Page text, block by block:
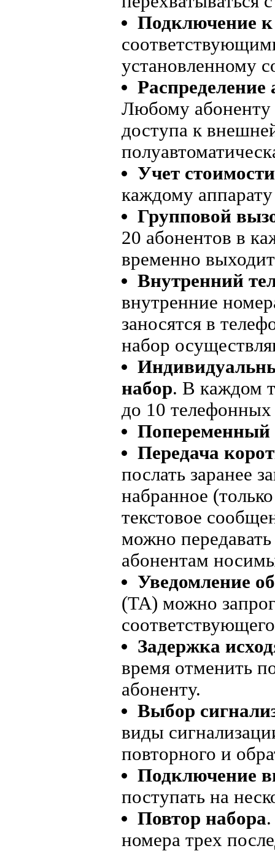
Подключение
установленному
Распределение
Любому абоненту
доступа к
Учет
каждому
Групповой
20 абонентов в
временно
Внутренний
внутренние
заносятся в
набор
набор. В каждом
до 10
Попеременный
Передача
послать заранее
набранное
текстовое
можно
абонентам
Уведомление
(ТА) можно
Задержка
время отменить
абоненту.
Выбор
виды
повторного и
Подключение
поступать на
Повтор набора
номера трех